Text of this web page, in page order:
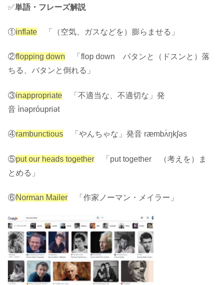
✅単語・フレーズ解説
①inflate 「（空気、ガスなどを）膨らませる」
②flopping down 「flop down バタンと（ドスンと）落
ちる、バタンと倒れる 」
③inappropriate 「不適当な、不適切な」 発
音 ìnəpróupriət
④rambunctious 「やんちゃな」 発音 ræmbʌ́ŋkʃəs
⑤put our heads together 「put together （考えを）ま
とめる」
⑥Norman Mailer 「作家ノーマン・メイラー」